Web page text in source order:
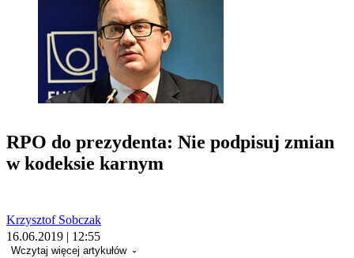
RPO do prezydenta: Nie podpisuj zmian
w kodeksie karnym
Krzysztof Sobczak
16.06.2019 | 12:55
Wczytaj więcej artykułów